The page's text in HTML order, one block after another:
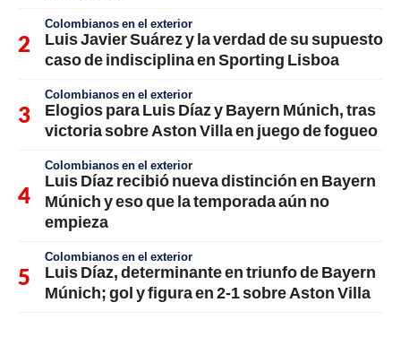
Colombianos en el exterior
Luis Javier Suárez y la verdad de su supuesto
caso de indisciplina en Sporting Lisboa
Colombianos en el exterior
Elogios para Luis Díaz y Bayern Múnich, tras
victoria sobre Aston Villa en juego de fogueo
Colombianos en el exterior
Luis Díaz recibió nueva distinción en Bayern
Múnich y eso que la temporada aún no
empieza
Colombianos en el exterior
Luis Díaz, determinante en triunfo de Bayern
Múnich; gol y figura en 2-1 sobre Aston Villa